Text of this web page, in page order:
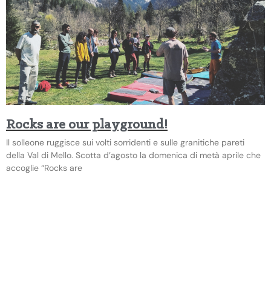
Rocks are our playground!
Il solleone ruggisce sui volti sorridenti e sulle granitiche pareti
della Val di Mello. Scotta d’agosto la domenica di metà aprile che
accoglie “Rocks are